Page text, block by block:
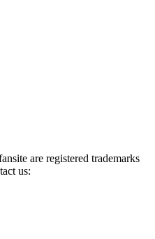
are registered trademarks
us: